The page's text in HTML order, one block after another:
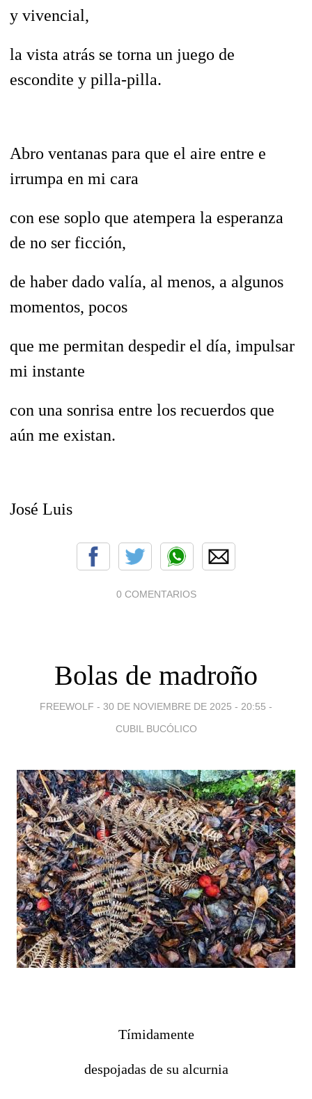
y vivencial,
la vista atrás se torna un juego de
escondite y pilla-pilla.
Abro ventanas para que el aire entre e
irrumpa en mi cara
con ese soplo que atempera la esperanza
de no ser ficción,
de haber dado valía, al menos, a algunos
momentos, pocos
que me permitan despedir el día, impulsar
mi instante
con una sonrisa entre los recuerdos que
aún me existan.
José Luis
0 COMENTARIOS
Bolas de madroño
FREEWOLF - 30 DE NOVIEMBRE DE 2025 - 20:55 -
CUBIL BUCÓLICO
Tímidamente
despojadas de su alcurnia